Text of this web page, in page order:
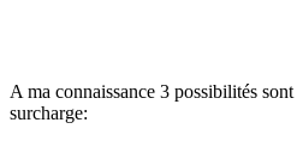
A ma connaissance 3 possibilités
surcharge: